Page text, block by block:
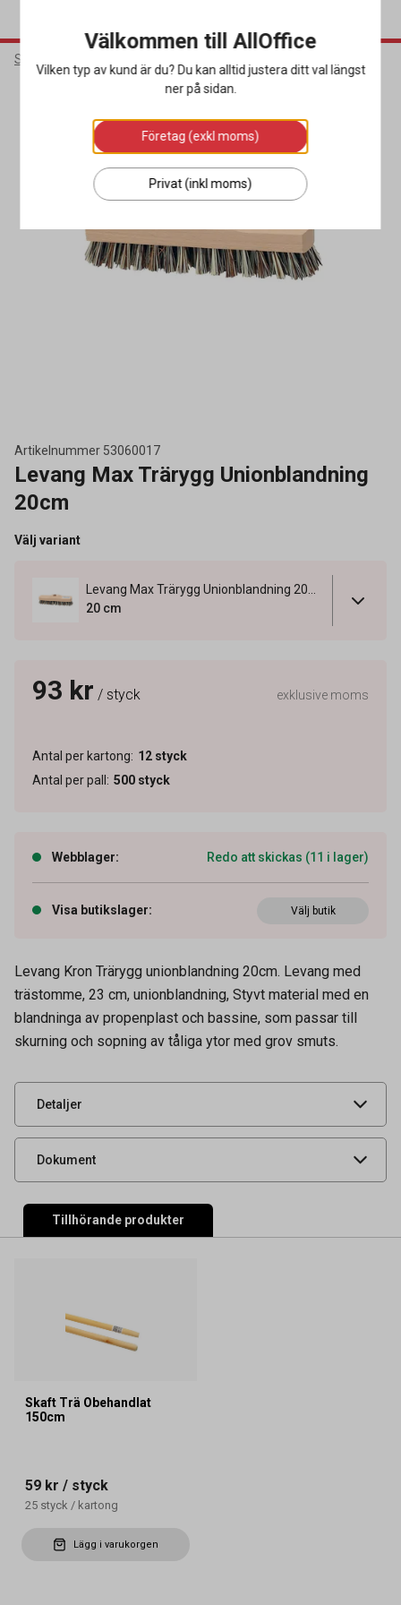
Städ & Hygien
Artikelnummer 53060017
Levang Max Trärygg Unionblandning
20cm
Välj variant
20 cm
93 kr / styck exklusive moms
Antal per kartong: 12 styck
Antal per pall : 500 styck
Webblager: Redo att skickas (11 i lager)
Visa butikslager: Välj butik
Levang Kron Trärygg unionblandning 20cm. Levang med
trästomme, 23 cm, unionblandning, Styvt material med en
blandninga av propenplast och bassine, som passar till
skurning och sopning av tåliga ytor med grov smuts.
Detaljer
Artikelnummer 53060017
Tidigare artikelnummer 54015,300046
Leverantörens
23736
UNSPSC 47121800
Dokument
Produktdatablad
Tillhörande produkter
Skaft Trä Obehandlat
150cm
59 kr / styck
25 styck / kartong
Lägg i varukorgen
Välkommen till AllOffice
Vilken typ av kund är du? Du kan alltid justera ditt val längst
ner på sidan.
Företag (exkl moms)
Privat (inkl moms)